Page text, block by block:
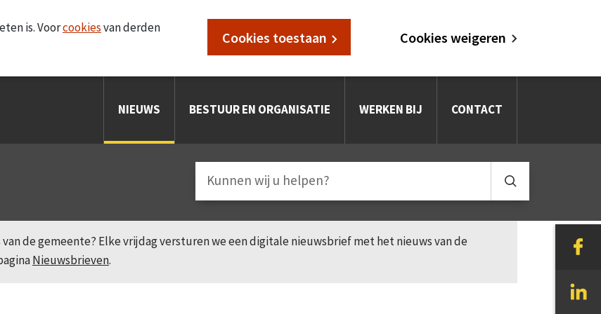
is. Voorcookiesvan derden
Cookies toestaan Cookies weigeren
NIEUWS BESTUUR EN ORGANISATIE WERKEN BIJ CONTACT
de gemeente? Elke vrijdag versturen we een digitale nieuwsbrief met het nieuws van de
Nieuwsbrieven.